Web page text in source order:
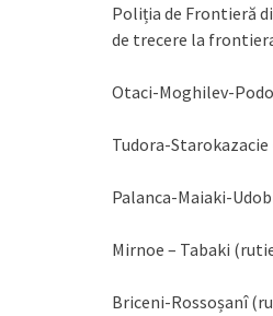
Poliția de Frontieră
de trecere la
Otaci-Moghilev-
Tudora-
Palanca-Maiaki-
Mirnoe – Tabaki
Briceni-Rossoșanî